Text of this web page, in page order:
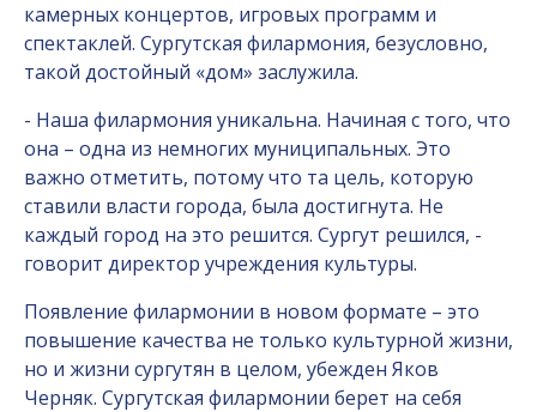
камерных концертов, игровых программ и
спектаклей. Сургутская филармония, безусловно,
такой достойный «дом» заслужила.
- Наша филармония уникальна. Начиная с того, что
она – одна из немногих муниципальных. Это
важно отметить, потому что та цель, которую
ставили власти города, была достигнута. Не
каждый город на это решится. Сургут решился, -
говорит директор учреждения культуры.
Появление филармонии в новом формате – это
повышение качества не только культурной жизни,
но и жизни сургутян в целом, убежден Яков
Черняк. Сургутская филармонии берет на себя